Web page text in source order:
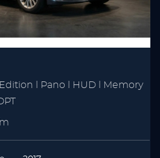
l Pano l HUD l Memory